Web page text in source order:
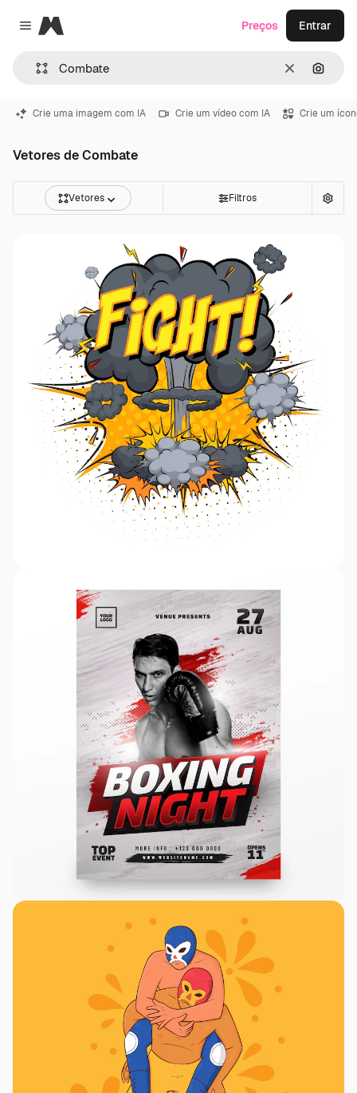
Close menu
Magnific
Limpar
Preços Entrar
Crie uma imagem com IA Crie um vídeo com IA Crie um
Vetores de Combate
Vetores Filtros